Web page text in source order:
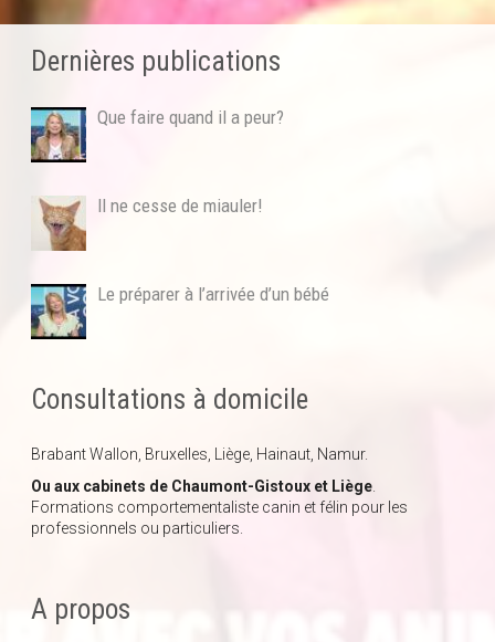
Dernières publications
Que faire quand il a peur?
Il ne cesse de miauler!
Le préparer à l’arrivée d’un bébé
Consultations à domicile
Brabant Wallon, Bruxelles, Liège, Hainaut, Namur.
Ou aux cabinets de Chaumont-Gistoux et Liège.
Formations comportementaliste canin et félin pour les
professionnels ou particuliers.
A propos